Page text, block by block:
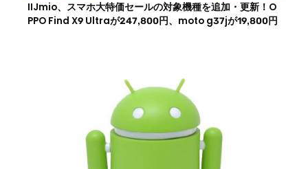
IIJmio、スマホ大特価セールの対象機種を追加・更新！O
PPO Find X9 Ultraが247,800円、moto g37jが19,800円